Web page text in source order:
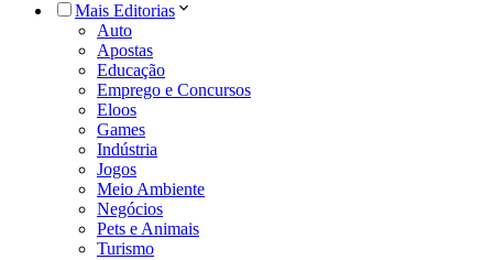
Mais Editorias
Auto
Apostas
Educação
Emprego e Concursos
Eloos
Games
Indústria
Jogos
Meio Ambiente
Negócios
Pets e Animais
Turismo